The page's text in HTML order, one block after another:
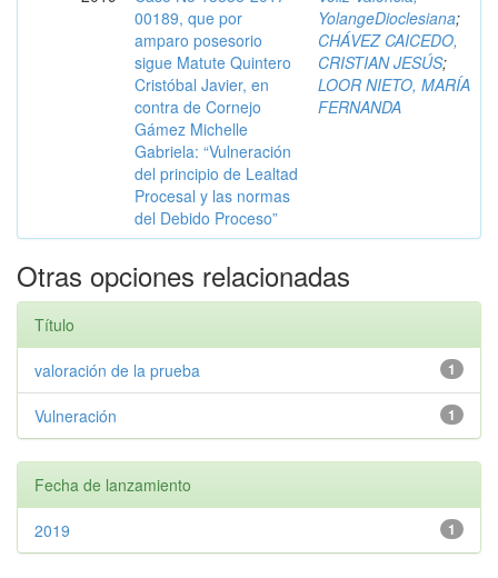
00189, que por
amparo posesorio
sigue Matute Quintero
Cristóbal Javier, en
contra de Cornejo
Gámez Michelle
Gabriela: “Vulneración
del principio de Lealtad
Procesal y las normas
del Debido Proceso”
YolangeDioclesiana;
CHÁVEZ CAICEDO,
CRISTIAN JESÚS;
LOOR NIETO, MARÍA
FERNANDA
Otras opciones relacionadas
Título
1
valoración de la prueba
1
Vulneración
Fecha de lanzamiento
1
2019